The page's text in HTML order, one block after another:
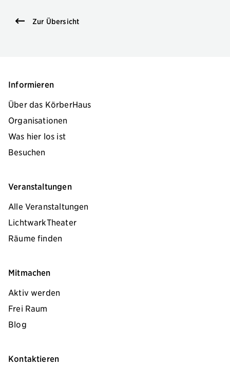
Zur Übersicht
Informieren
Über das KörberHaus
Organisationen
Was hier los ist
Besuchen
Veranstaltungen
Alle Veranstaltungen
LichtwarkTheater
Räume finden
Mitmachen
Aktiv werden
Frei Raum
Blog
Kontaktieren